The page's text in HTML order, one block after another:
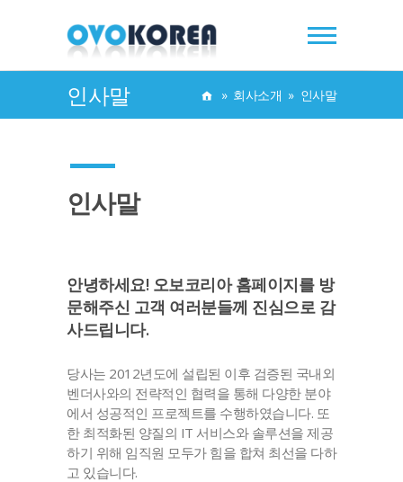
인사말 » 회사소개 » 인사말
인사말
안녕하세요! 오보코리아 홈페이지를 방
문해주신 고객 여러분들께 진심으로 감
사드립니다.
당사는 2012년도에 설립된 이후 검증된 국내외
벤더사와의 전략적인 협력을 통해 다양한 분야
에서 성공적인 프로젝트를 수행하였습니다. 또
한 최적화된 양질의 IT 서비스와 솔루션을 제공
하기 위해 임직원 모두가 힘을 합쳐 최선을 다하
고 있습니다.